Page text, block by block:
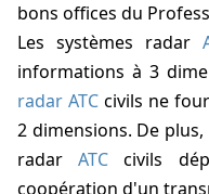
bons offices du
Les systèmes radar
informations à 3
radar ATCcivils ne
2 dimensions. De
radarATC civils
coopération d'un